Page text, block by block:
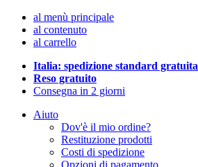
al menù principale
al contenuto
al carrello
Italia: spedizione standard gratuita
Reso gratuito
Consegna in 2 giorni
Aiuto
Dov'è il mio ordine?
Restituzione prodotti
Costi di spedizione
Opzioni di pagamento